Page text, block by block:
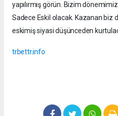
yapılırmış görün. Bizim
Sadece Eskil olacak. Kazanan biz
eskimiş siyasi düşünceden
trbettr.info